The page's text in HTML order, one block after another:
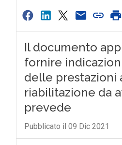
Il documento
fornire
delle prestazioni
riabilitazione da
prevede
Pubblicato il 09 Dic 2021